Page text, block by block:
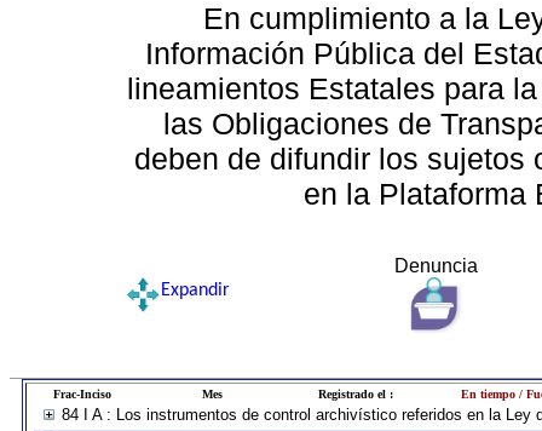
En cumplimiento a la
Información Pública del
lineamientos Estatales para
las Obligaciones de
deben de difundir los sujetos
en la Plataforma
Denuncia
Expandir
Frac-Inciso Mes Registrado el : En tiempo /
84 I A : Los instrumentos de control archivístico referidos en la